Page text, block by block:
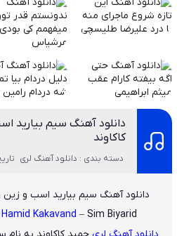
دانلود آهنگ سیم بیارید
کاکاوند
دسته بندی : دانلود آهنگ لری تاریخ
دانلود آهنگ سیم بیارید اسب و
Hamid Kakavand – Sim Biyarid